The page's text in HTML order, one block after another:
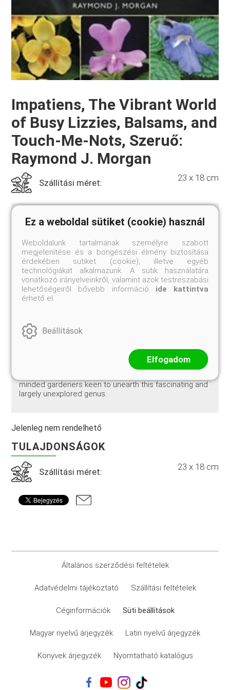
Impatiens, The Vibrant World
of Busy Lizzies, Balsams, and
Touch-Me-Nots, Szeruő:
Raymond J. Morgan
Szállítási méret: 23 x 18 cm
Kemény kötés, 224 oldal, 162 színes kép, 1 színes
The genus Impatiensis enormous, comprising over a
thousand species — many of which, although highly
desirable, remain little known to Western gardeners.
Ray Morgan examinesImpatiens through a botanical
lens, describing their physiology, morphology and seed
the author highlights a selection of garden-worthy
impatiens native to the world's widely diverse cultural
habitats, describing over 200 species ranging from
Madagascar to New Guinea hybrids. With over 160
color photos complementing the detailed plant
minded gardeners keen to unearth this fascinating and
largely unexplored genus.
Jelenleg nem rendelhető
TULAJDONSÁGOK
Szállítási méret: 23 x 18 cm
Általános szerződési feltételek
Adatvédelmi tájékoztató Szállítási feltételek
Céginformációk Süti beállítások
Magyar nyelvű árjegyzék Latin nyelvű árjegyzék
Könyvek árjegyzék Nyomtatható katalógus
Ez a weboldal sütiket (cookie) használ
Weboldalunk tartalmának személyre szabott
megjelenítése és a böngészési élmény biztosítása
érdekében sütiket (cookie), illetve egyéb
technológiákat alkalmazunk. A sütik használatára
vonatkozó irányelveinkről, valamint azok testreszabási
lehetőségeiről bővebb információ ide kattintva
érhető el.
Beállítások
Elfogadom